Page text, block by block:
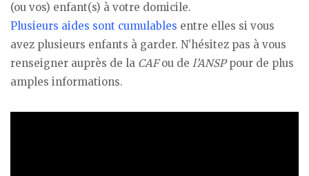
(ou vos) enfant(s) à votre domicile.
Plusieurs aides sont cumulables entre elles si vous
avez plusieurs enfants à garder. N’hésitez pas à vous
renseigner auprès de la CAFou de l’ANSPpour de plus
amples informations.